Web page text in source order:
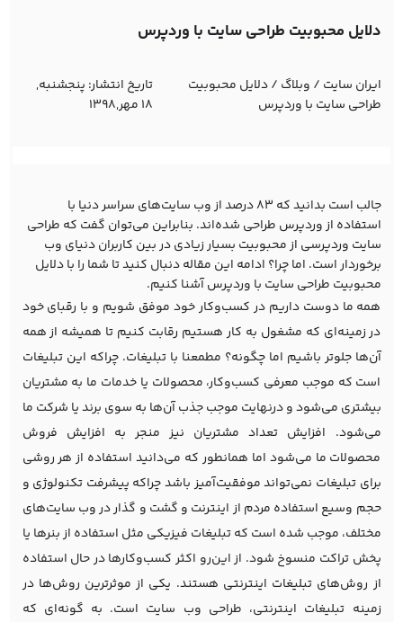
دلایل محبوبیت طراحی سایت با وردپرس
ایران سایت / وبلاگ /دلایل محبوبیت
طراحی سایت با وردپرس
تاریخ انتشار: پنجشنبه,
18 مهر,1398
جالب است بدانید که 83 درصد از وب سایت‌های سراسر دنیا با
استفاده از وردپرس طراحی شده‌اند. بنابراین می‌توان گفت که طراحی
سایت وردپرسی از محبوبیت بسیار زیادی در بین کاربران دنیای وب
برخوردار است. اما چرا؟ ادامه این مقاله دنبال کنید تا شما را با دلایل
محبوبیت طراحی سایت با وردپرس آشنا کنیم.
همه ما دوست داریم در کسب‌و‌کار خود موفق شویم و با رقبای خود
در زمینه‌ای که مشغول به کار هستیم رقابت کنیم تا همیشه از همه
آن‌ها جلوتر باشیم اما چگونه؟ مطمعنا با تبلیغات. چراکه این تبلیغات
است که موجب معرفی کسب‌و‌کار، محصولات یا خدمات ما به مشتریان
بیشتری می‌شود و درنهایت موجب جذب آن‌ها به سوی برند یا شرکت ما
می‌شود. افزایش تعداد مشتریان نیز منجر به افزایش فروش
محصولات ما می‌شود اما همانطور که می‌دانید استفاده از هر روشی
برای تبلیغات نمی‌تواند موفقیت‌آمیز باشد چراکه پیشرفت تکنولوژی و
حجم وسیع استفاده مردم از اینترنت و گشت‌ و گذار در وب سایت‌های
مختلف، موجب شده است که تبلیغات فیزیکی مثل استفاده از بنرها یا
پخش تراکت منسوخ شود. از این‌رو اکثر کسب‌و‌کارها در حال استفاده
از روش‌های تبلیغات اینترنتی هستند. یکی از موثرترین روش‌ها در
زمینه تبلیغات اینترنتی، طراحی وب سایت است. به گونه‌ای که